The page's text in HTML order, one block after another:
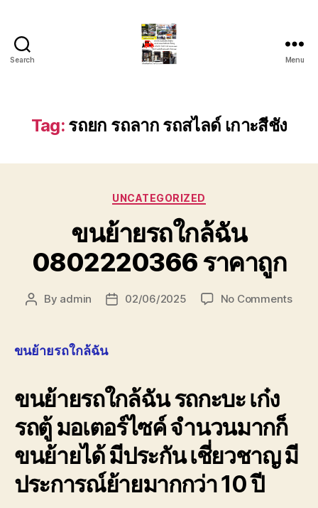
Search
สไลด์
ใน
หัวหิน
ชั่วโมง
โทร
0888000456
Menu
Tag: รถยก รถลาก รถสไลด์ เกาะสีชัง
Categories
UNCATEGORIZED
ขนย้ายรถใกล้ฉัน
0802220366 ราคาถูก
Post
By admin
Post02/06/2025 No Commentson
ขนย้ายรถใกล้ฉัน
ขนย้ายรถใกล้ฉัน รถกะบะ เก๋ง
รถตู้ มอเตอร์ไซค์ จำนวนมากก็
ขนย้ายได้ มีประกัน เชี่ยวชาญ มี
ประการณ์ย้ายมากกว่า 10 ปี